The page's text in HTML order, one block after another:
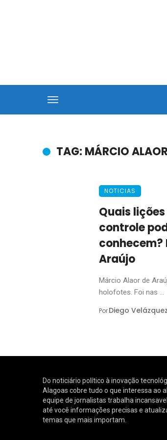
TAG: MÁRCIO ALAOR
NOTICIAS
Quais
controle
conhecem?
Araújo
Márcio Alaor de
holofotes. Foi nas ...
PorDiego Velázquez
Do noticiário político à inovação
Alagoas cobre tudo o que interessa ao
equipe de jornalistas trabalha
até você informações precisas e
temas que mais importam.